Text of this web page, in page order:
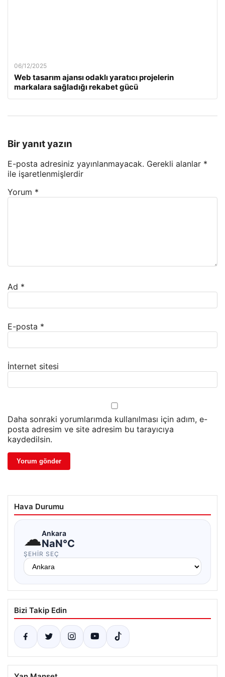
06/12/2025
Web tasarım ajansı odaklı yaratıcı projelerin
markalara sağladığı rekabet gücü
Bir yanıt yazın
E-posta adresiniz yayınlanmayacak. Gerekli alanlar *
ile işaretlenmişlerdir
Yorum *
Ad *
E-posta *
İnternet sitesi
Daha sonraki yorumlarımda kullanılması için adım, e-
posta adresim ve site adresim bu tarayıcıya
kaydedilsin.
Hava Durumu
☁Ankara
NaN°C
ŞEHIR SEÇ
Bizi Takip Edin